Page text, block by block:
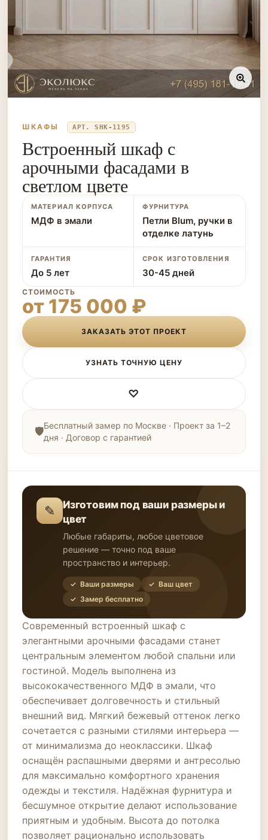
ШКАФЫ АРТ. SHK-1195
Встроенный шкаф с
арочными фасадами в
светлом цвете
МАТЕРИАЛ КОРПУСА
МДФ в эмали
ФУРНИТУРА
Петли Blum, ручки в
отделке латунь
ГАРАНТИЯ
До 5 лет
СРОК ИЗГОТОВЛЕНИЯ
30-45 дней
СТОИМОСТЬ
от 175 000 ₽
ЗАКАЗАТЬ ЭТОТ ПРОЕКТ
УЗНАТЬ ТОЧНУЮ ЦЕНУ
♡
Бесплатный замер по Москве · Проект за 1–2
дня · Договор с гарантией
✎
Изготовим под ваши размеры и
цвет
Любые габариты, любое цветовое
решение — точно под ваше
пространство и интерьер.
✓ Ваши размеры
✓ Ваш цвет
✓ Замер бесплатно
Современный встроенный шкаф с
элегантными арочными фасадами станет
центральным элементом любой спальни или
гостиной. Модель выполнена из
высококачественного МДФ в эмали, что
обеспечивает долговечность и стильный
внешний вид. Мягкий бежевый оттенок легко
сочетается с разными стилями интерьера —
от минимализма до неоклассики. Шкаф
оснащён распашными дверями и антресолью
для максимально комфортного хранения
одежды и текстиля. Надёжная фурнитура и
бесшумное открытие делают использование
приятным и удобным. Высота до потолка
позволяет рационально использовать